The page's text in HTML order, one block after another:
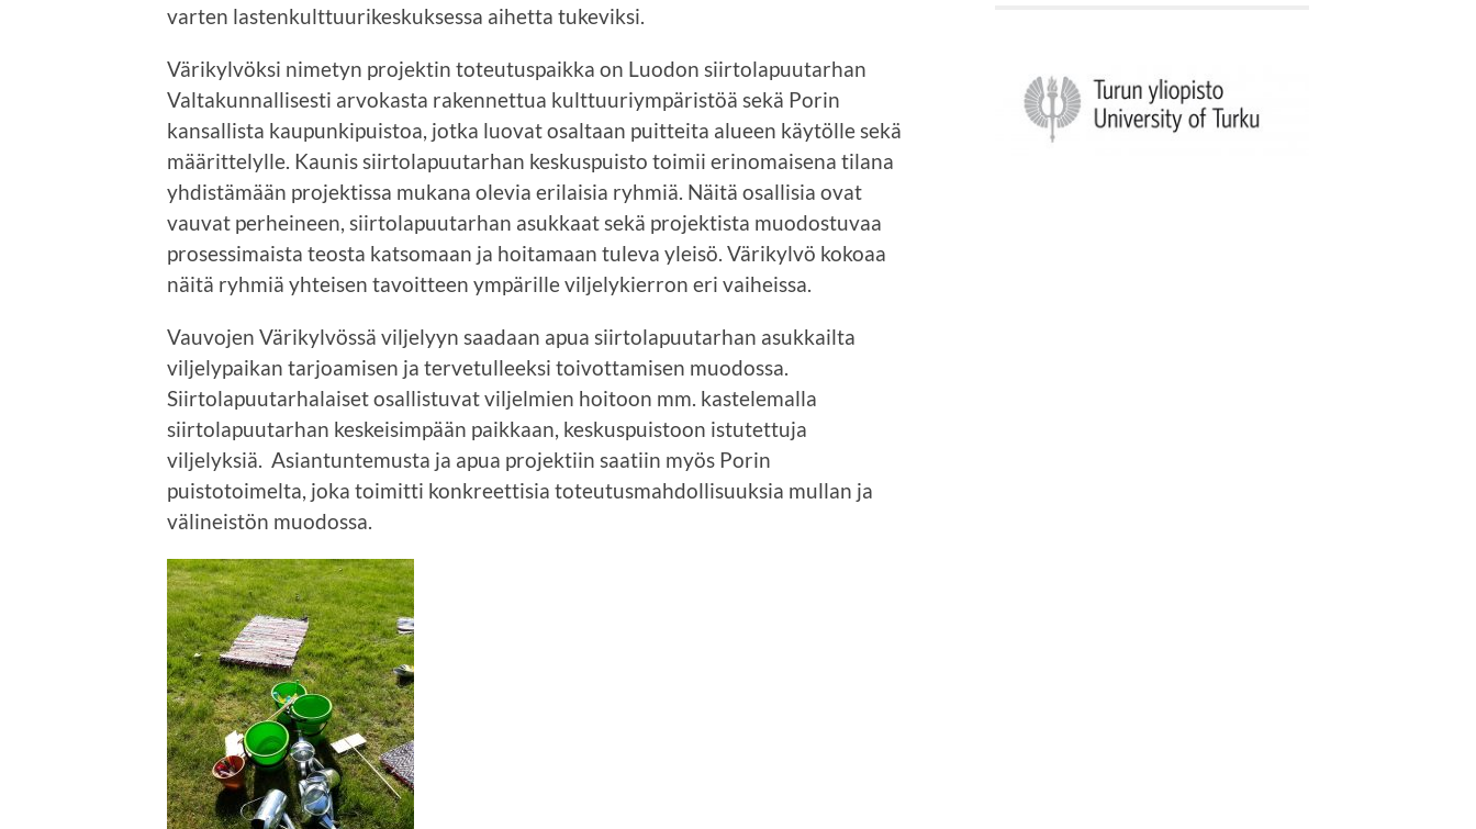
varten lastenkulttuurikeskuksessa aihetta tukeviksi.
Värikylvöksi nimetyn projektin toteutuspaikka on Luodon siirtolapuutarhan
Valtakunnallisesti arvokasta rakennettua kulttuuriympäristöä sekä Porin
kansallista kaupunkipuistoa, jotka luovat osaltaan puitteita alueen käytölle sekä
määrittelylle. Kaunis siirtolapuutarhan keskuspuisto toimii erinomaisena tilana
yhdistämään projektissa mukana olevia erilaisia ryhmiä. Näitä osallisia ovat
vauvat perheineen, siirtolapuutarhan asukkaat sekä projektista muodostuvaa
prosessimaista teosta katsomaan ja hoitamaan tuleva yleisö. Värikylvö kokoaa
näitä ryhmiä yhteisen tavoitteen ympärille viljelykierron eri vaiheissa.
Vauvojen Värikylvössä viljelyyn saadaan apua siirtolapuutarhan asukkailta
viljelypaikan tarjoamisen ja tervetulleeksi toivottamisen muodossa.
Siirtolapuutarhalaiset osallistuvat viljelmien hoitoon mm. kastelemalla
siirtolapuutarhan keskeisimpään paikkaan, keskuspuistoon istutettuja
viljelyksiä. Asiantuntemusta ja apua projektiin saatiin myös Porin
puistotoimelta, joka toimitti konkreettisia toteutusmahdollisuuksia mullan ja
välineistön muodossa.